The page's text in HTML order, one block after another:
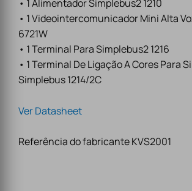
• 1 Alimentador Simplebus2 1210
• 1 Videointercomunicador Mini Alta
6721W
• 1 Terminal Para Simplebus2 1216
• 1 Terminal De Ligação A Cores Para
Simplebus 1214/2C
Ver Datasheet
Referência do fabricante KVS2001